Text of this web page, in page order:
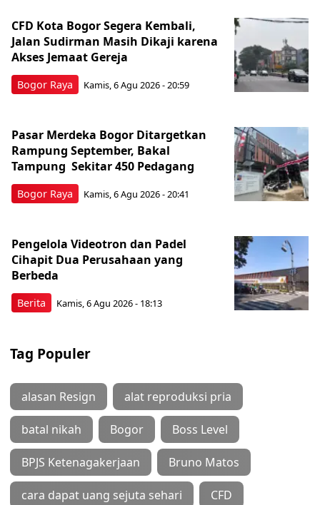
Bogor Raya
CFD Kota Bogor Segera Kembali,
Jalan Sudirman Masih Dikaji karena
Akses Jemaat Gereja
Kamis, 6 Agu 2026 - 20:59
Bogor Raya
Pasar Merdeka Bogor Ditargetkan
Rampung September, Bakal
Tampung Sekitar 450 Pedagang
Kamis, 6 Agu 2026 - 20:41
Berita
Pengelola Videotron dan Padel
Cihapit Dua Perusahaan yang
Berbeda
Kamis, 6 Agu 2026 - 18:13
Tag Populer
alasan Resign alat reproduksi pria
batal nikah Bogor Boss Level
BPJS Ketenagakerjaan Bruno Matos
cara dapat uang sejuta sehari CFD